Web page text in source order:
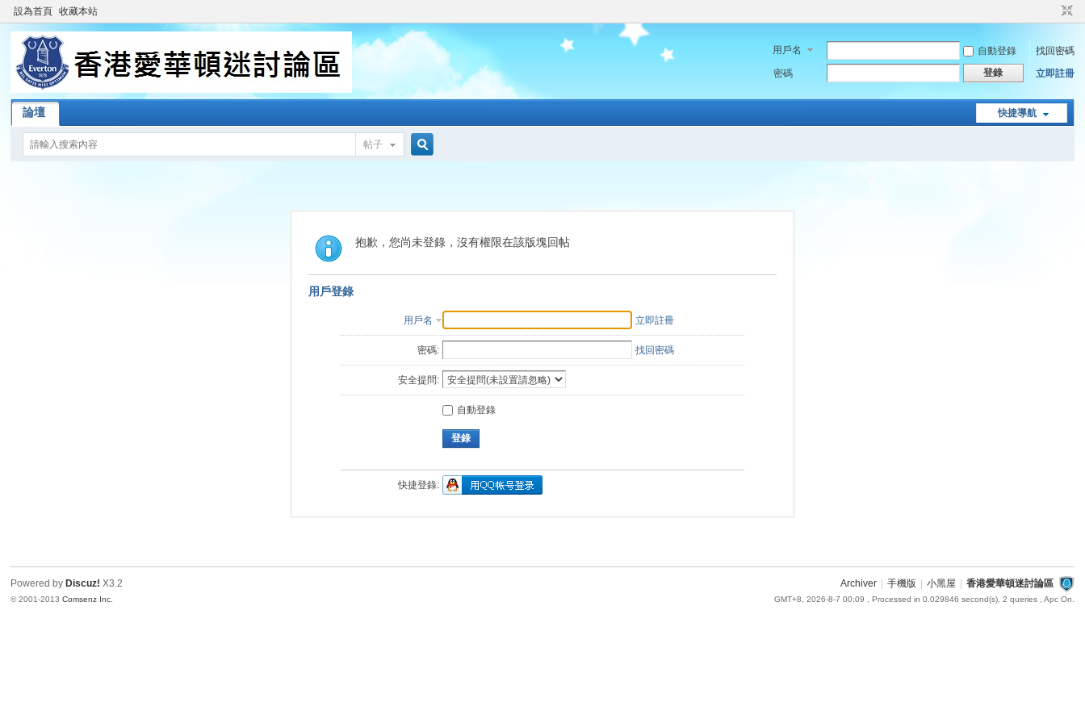
設為首頁 收藏本站
用戶名 自動登錄
找回密碼
密碼
登錄 立即註冊
快捷導航
論壇
帖子
索
抱歉，您尚未登錄，沒有權限在該版塊回帖
用戶登錄
用戶名 立即註冊
密碼: 找回密碼
安全提問:
自動登錄
登錄
快捷登錄:
Archiver 手機版 小黑屋 香港愛華頓迷討論區
GMT+8, 2026-8-7 00:09 , Processed in 0.029846 second(s), 2 queries , Apc On.
Powered by Discuz! X3.2
© 2001-2013Comsenz Inc.